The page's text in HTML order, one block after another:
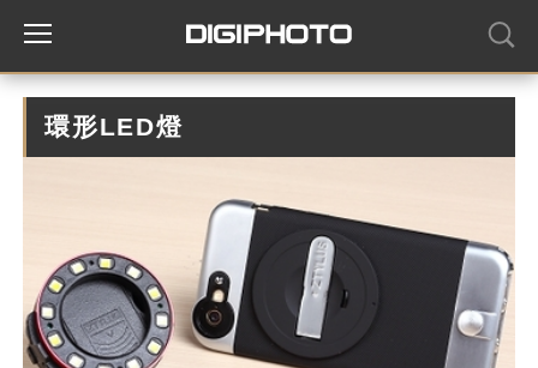
環形LED燈